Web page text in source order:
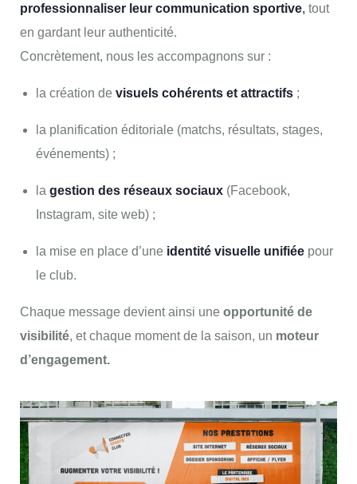
professionnaliser leur communication sportive, tout
en gardant leur authenticité.
Concrètement, nous les accompagnons sur :
la création de visuels cohérents et attractifs ;
la planification éditoriale (matchs, résultats, stages,
événements) ;
la gestion des réseaux sociaux (Facebook,
Instagram, site web) ;
la mise en place d’une identité visuelle unifiée pour
le club.
Chaque message devient ainsi une opportunité de
visibilité, et chaque moment de la saison, un moteur
d’engagement.